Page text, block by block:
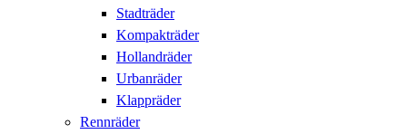
Stadträder
Kompakträder
Hollandräder
Urbanräder
Klappräder
Rennräder